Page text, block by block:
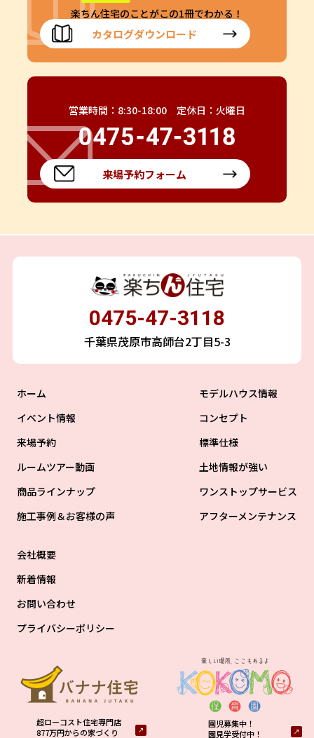
楽ちん住宅のことがこの1冊でわかる！
カタログダウンロード
営業時間：8:30-18:00 定休日：火曜日
来場予約フォーム
0475-47-3118
千葉県茂原市高師台2丁目5-3
ホーム
イベント情報
来場予約
ルームツアー動画
商品ラインナップ
施工事例＆お客様の声
モデルハウス情報
コンセプト
標準仕様
土地情報が強い
ワンストップサービス
アフターメンテナンス
会社概要
新着情報
お問い合わせ
プライバシーポリシー
超ローコスト住宅専門店
877万円からの家づくり
園児募集中！
園見学受付中！